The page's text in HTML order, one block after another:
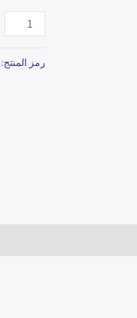
رمز المنتج: